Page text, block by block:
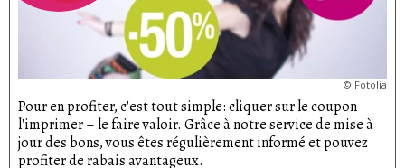
© Fotolia
Pour en profiter, c'est tout simple: cliquer sur le coupon –
l'imprimer – le faire valoir. Grâce à notre service de mise à
jour des bons, vous êtes régulièrement informé et pouvez
profiter de rabais avantageux.